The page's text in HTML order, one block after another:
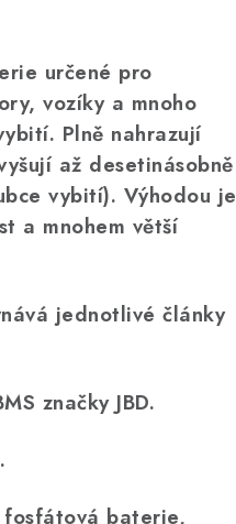
určené pro
vozíky a mnoho
Plně nahrazují
až desetinásobně
vybití). Výhodou je
a mnohem větší
jednotlivé články
značky JBD.
baterie,